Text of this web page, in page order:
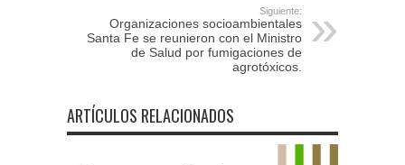
Siguiente:
Organizaciones socioambientales
Santa Fe se reunieron con el Ministro
de Salud por fumigaciones de
agrotóxicos.
ARTÍCULOS RELACIONADOS